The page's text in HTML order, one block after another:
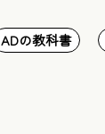
ADの教科書